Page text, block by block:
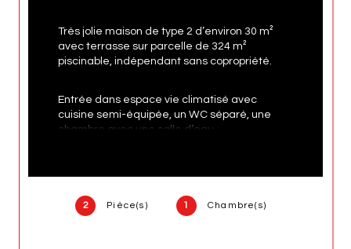
2 Pièce(s) 1 Chambre(s)
Très jolie maison de type 2 d’environ 30 m²
avec terrasse sur parcelle de 324 m²
piscinable, indépendant sans copropriété.
Entrée dans espace vie climatisé avec
cuisine semi-équipée, un WC séparé, une
chambre avec une salle d’eau.
galandages, menuiseries, fenêtres doubles
vitrages avec volets roulants électriques.